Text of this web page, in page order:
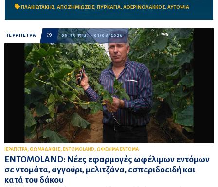
ΠΛΑΚΙΩΤΑΚΗΣ, ΑΠΟΖΗΜΙΩΣΕΙΣ, ΠΥΡΚΑΓΙΑ, ΑΘΕΡΙΝΟΛΑΚΚΟΣ, ΑΥΤΟΨΙΑ
κηρύχθηκε σε κατάσταση έκτακτης ανάγκης.
ΙΕΡΑΠΕΤΡΑ 09:53 π.μ. - 01/08/2026
ΙΕΡΑΠΕΤΡΑ, ΘΩΜΑΔΑΚΗΣ, ΕΝΤΟΜΟLAND , ΩΦΕΛΙΜΑ ΕΝΤΟΜΑ
ENTOMOLAND: Νέες εφαρμογές ωφέλιμων εντόμων
σε ντομάτα, αγγούρι, μελιτζάνα, εσπεριδοειδή και
κατά του δάκου